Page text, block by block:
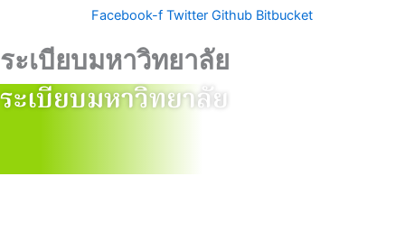
Facebook-f Twitter Github Bitbucket
ระเบียบมหาวิทยาลัย
ระเบียบมหาวิทยาลัย